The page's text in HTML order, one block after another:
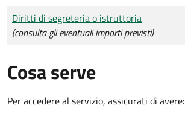
Tipo di pagamento
Importo
Diritti di segreteria o istruttoria
(consulta gli eventuali importi previsti)
Cosa serve
Per accedere al servizio, assicurati di avere: